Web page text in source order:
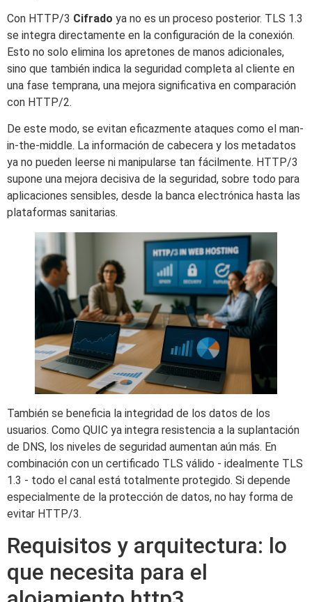
Con HTTP/3 Cifrado ya no es un proceso posterior. TLS 1.3
se integra directamente en la configuración de la conexión.
Esto no solo elimina los apretones de manos adicionales,
sino que también indica la seguridad completa al cliente en
una fase temprana, una mejora significativa en comparación
con HTTP/2.
De este modo, se evitan eficazmente ataques como el man-
in-the-middle. La información de cabecera y los metadatos
ya no pueden leerse ni manipularse tan fácilmente. HTTP/3
supone una mejora decisiva de la seguridad, sobre todo para
aplicaciones sensibles, desde la banca electrónica hasta las
plataformas sanitarias.
También se beneficia la integridad de los datos de los
usuarios. Como QUIC ya integra resistencia a la suplantación
de DNS, los niveles de seguridad aumentan aún más. En
combinación con un certificado TLS válido - idealmente TLS
1.3 - todo el canal está totalmente protegido. Si depende
especialmente de la protección de datos, no hay forma de
evitar HTTP/3.
Requisitos y arquitectura: lo
que necesita para el